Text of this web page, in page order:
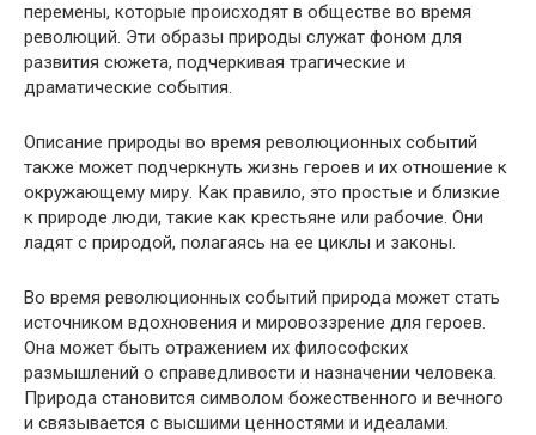
перемены, которые происходят в обществе во время
революций. Эти образы природы служат фоном для
развития сюжета, подчеркивая трагические и
драматические события.
Описание природы во время революционных событий
также может подчеркнуть жизнь героев и их отношение к
окружающему миру. Как правило, это простые и близкие
к природе люди, такие как крестьяне или рабочие. Они
ладят с природой, полагаясь на ее циклы и законы.
Во время революционных событий природа может стать
источником вдохновения и мировоззрение для героев.
Она может быть отражением их философских
размышлений о справедливости и назначении человека.
Природа становится символом божественного и вечного
и связывается с высшими ценностями и идеалами.